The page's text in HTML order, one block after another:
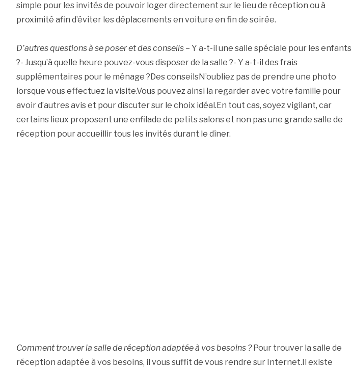
simple pour les invités de pouvoir loger directement sur le lieu de réception ou à
proximité afin d’éviter les déplacements en voiture en fin de soirée.
D’autres questions à se poser et des conseils– Y a-t-il une salle spéciale pour les enfants
?- Jusqu’à quelle heure pouvez-vous disposer de la salle ?- Y a-t-il des frais
supplémentaires pour le ménage ?Des conseilsN’oubliez pas de prendre une photo
lorsque vous effectuez la visite.Vous pouvez ainsi la regarder avec votre famille pour
avoir d’autres avis et pour discuter sur le choix idéal.En tout cas, soyez vigilant, car
certains lieux proposent une enfilade de petits salons et non pas une grande salle de
réception pour accueillir tous les invités durant le dîner.
Comment trouver la salle de réception adaptée à vos besoins ?Pour trouver la salle de
réception adaptée à vos besoins, il vous suffit de vous rendre sur Internet.Il existe